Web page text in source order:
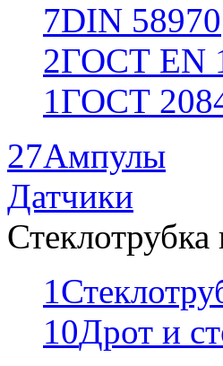
7DIN 58970
2ГОСТ EN
1ГОСТ
27Ампулы
Датчики
1
10Дрот и